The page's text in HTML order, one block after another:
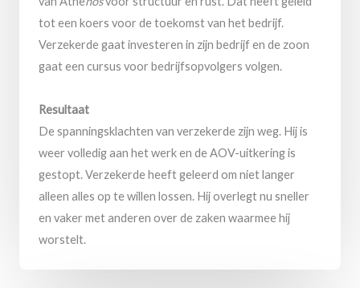
tot een koers voor de toekomst van het bedrijf.
Verzekerde gaat investeren in zijn bedrijf en de zoon
gaat een cursus voor bedrijfsopvolgers volgen.
Resultaat
De spanningsklachten van verzekerde zijn weg. Hij is
weer volledig aan het werk en de AOV-uitkering is
gestopt. Verzekerde heeft geleerd om niet langer
alleen alles op te willen lossen. Hij overlegt nu sneller
en vaker met anderen over de zaken waarmee hij
worstelt.